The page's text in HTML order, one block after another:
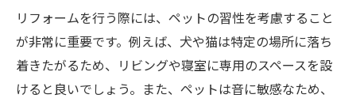
地域特有のペットニーズに対応
地元の素材を使用したエコリフォーム
和歌山県の住宅スタイルとペット
地域コミュニティとの連携強化
リフォームを行う際には、ペットの習性を考慮すること
が非常に重要です。例えば、犬や猫は特定の場所に落ち
着きたがるため、リビングや寝室に専用のスペースを設
けると良いでしょう。また、ペットは音に敏感なため、